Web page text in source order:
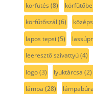
körfütés (8)
körfűtőszál (6)
lapos tepsi (5)
leeresztő szivattyú(4)
logo(3) lyuktárcsa (2)
lámpa (28) lámpabúra